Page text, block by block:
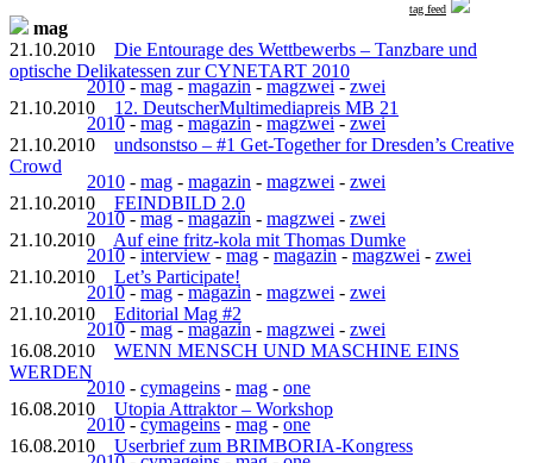
tag feed
mag
21.10.2010 Die Entourage des Wettbewerbs – Tanzbare und
optische Delikatessen zur CYNETART 2010
2010-mag-magazin-magzwei-zwei
21.10.2010 12. DeutscherMultimediapreis MB 21
2010-mag-magazin-magzwei-zwei
21.10.2010 undsonstso – #1 Get-Together for Dresden’s Creative
Crowd
2010 - mag - magazin - magzwei - zwei
21.10.2010 FEINDBILD 2.0
2010-mag-magazin - magzwei - zwei
21.10.2010 Auf eine fritz-kola mit Thomas Dumke
2010-interview-mag-magazin-magzwei - zwei
21.10.2010 Let’s Participate!
2010-mag-magazin - magzwei - zwei
21.10.2010 Editorial Mag #2
2010-mag-magazin - magzwei - zwei
16.08.2010 WENN MENSCH UND MASCHINE EINS
WERDEN
2010 - cymageins - mag - one
16.08.2010 Utopia Attraktor – Workshop
2010-cymageins-mag-one
16.08.2010 Userbrief zum BRIMBORIA-Kongress